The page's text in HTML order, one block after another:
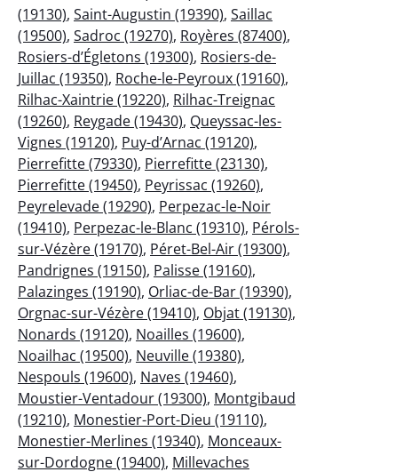
(19130), Saint-Augustin (19390), Saillac
(19500), Sadroc (19270), Royères (87400),
Rosiers-d’Égletons (19300), Rosiers-de-
Juillac (19350), Roche-le-Peyroux (19160),
Rilhac-Xaintrie (19220), Rilhac-Treignac
(19260), Reygade (19430), Queyssac-les-
Vignes (19120), Puy-d’Arnac (19120),
Pierrefitte (79330), Pierrefitte (23130),
Pierrefitte (19450), Peyrissac (19260),
Peyrelevade (19290), Perpezac-le-Noir
(19410), Perpezac-le-Blanc (19310), Pérols-
sur-Vézère (19170), Péret-Bel-Air (19300),
Pandrignes (19150), Palisse (19160),
Palazinges (19190), Orliac-de-Bar (19390),
Orgnac-sur-Vézère (19410), Objat (19130),
Nonards (19120), Noailles (19600),
Noailhac (19500), Neuville (19380),
Nespouls (19600), Naves (19460),
Moustier-Ventadour (19300), Montgibaud
(19210), Monestier-Port-Dieu (19110),
Monestier-Merlines (19340), Monceaux-
sur-Dordogne (19400), Millevaches